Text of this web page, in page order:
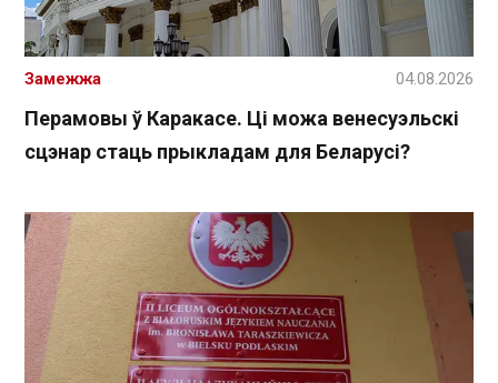
Перамовы ў Каракасе. Ці можа венесуэльскі
сцэнар стаць прыкладам для Беларусі?
Замежжа 04.08.2026